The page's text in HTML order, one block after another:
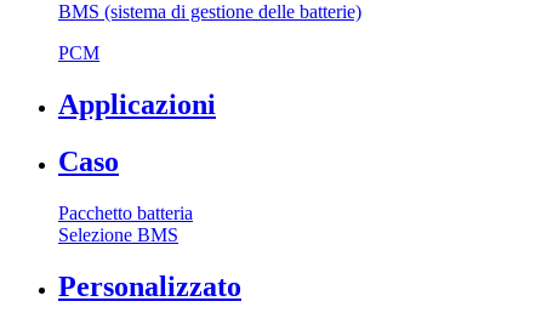
BMS (sistema di gestione delle batterie)
PCM
Applicazioni
Caso
Pacchetto batteria
Selezione BMS
Personalizzato